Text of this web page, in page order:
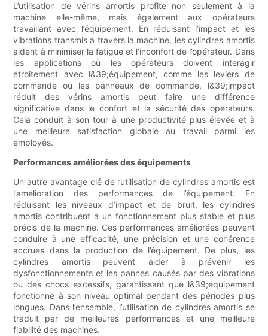
L’utilisation de vérins amortis profite non seulement à la
machine elle-même, mais également aux opérateurs
travaillant avec l’équipement. En réduisant l’impact et les
vibrations transmis à travers la machine, les cylindres amortis
aident à minimiser la fatigue et l’inconfort de l’opérateur. Dans
les applications où les opérateurs doivent interagir
étroitement avec l&39;équipement, comme les leviers de
commande ou les panneaux de commande, l&39;impact
réduit des vérins amortis peut faire une différence
significative dans le confort et la sécurité des opérateurs.
Cela conduit à son tour à une productivité plus élevée et à
une meilleure satisfaction globale au travail parmi les
employés.
Performances améliorées des équipements
Un autre avantage clé de l’utilisation de cylindres amortis est
l’amélioration des performances de l’équipement. En
réduisant les niveaux d’impact et de bruit, les cylindres
amortis contribuent à un fonctionnement plus stable et plus
précis de la machine. Ces performances améliorées peuvent
conduire à une efficacité, une précision et une cohérence
accrues dans la production de l’équipement. De plus, les
cylindres amortis peuvent aider à prévenir les
dysfonctionnements et les pannes causés par des vibrations
ou des chocs excessifs, garantissant que l&39;équipement
fonctionne à son niveau optimal pendant des périodes plus
longues. Dans l’ensemble, l’utilisation de cylindres amortis se
traduit par de meilleures performances et une meilleure
fiabilité des machines.